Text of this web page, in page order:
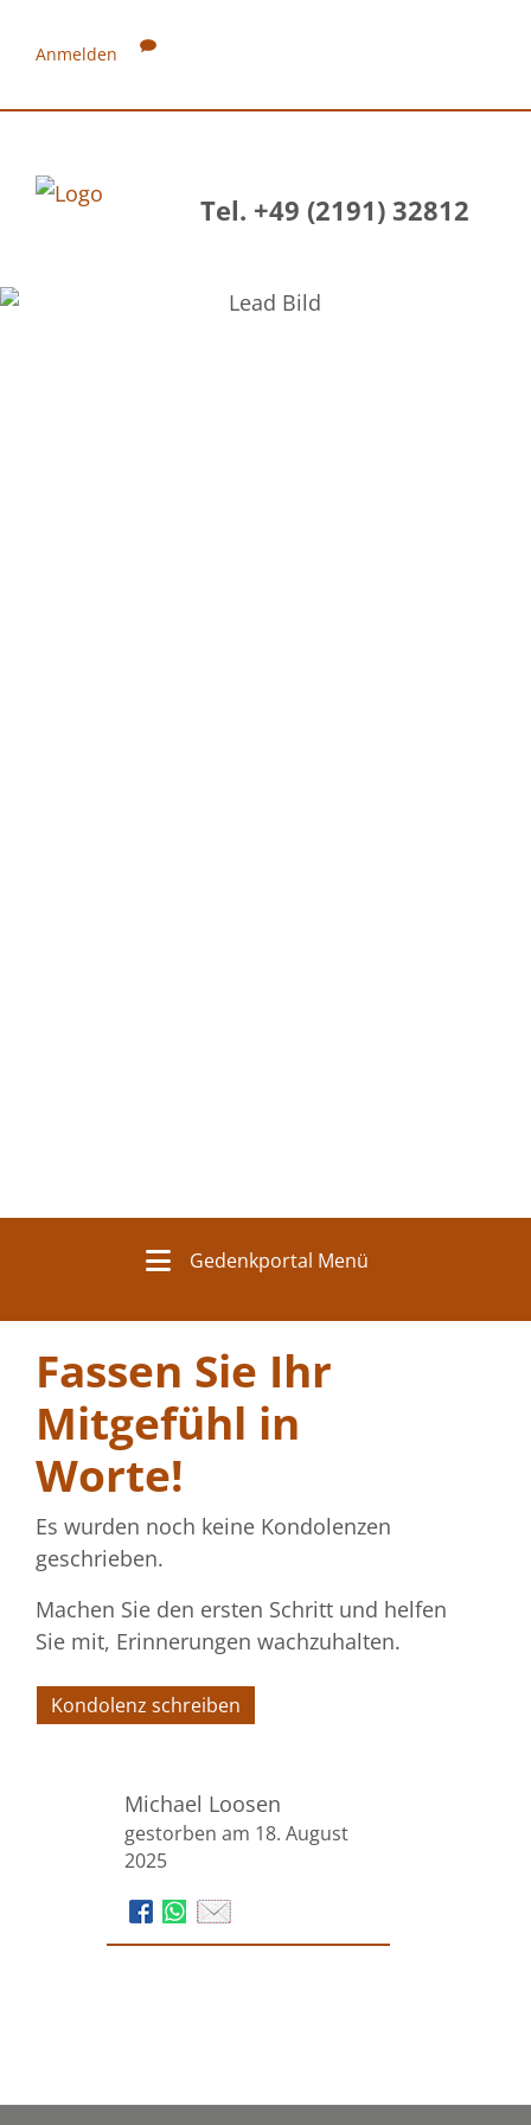
Anmelden
Tel. +49 (2191) 32812
Gedenkportal Menü
Fassen Sie Ihr
Mitgefühl in
Worte!
Es wurden noch keine Kondolenzen
geschrieben.
Machen Sie den ersten Schritt und helfen
Sie mit, Erinnerungen wachzuhalten.
Kondolenz schreiben
Michael Loosen
gestorben am 18. August
2025